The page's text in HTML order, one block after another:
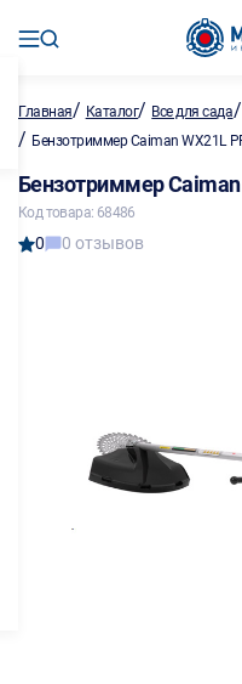
Главная/ Каталог/ Все для сада/
/ Бензотриммер Caiman WX21L
Бензотриммер Caiman
Код товара: 68486
0 0 отзывов